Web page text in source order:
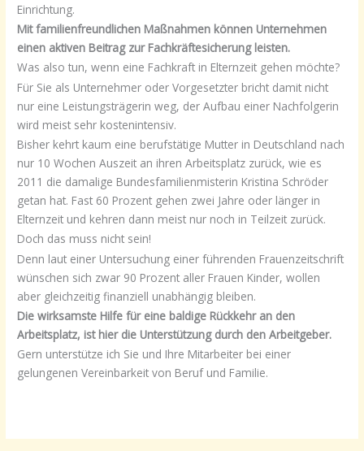
Einrichtung.
Mit familienfreundlichen Maßnahmen können Unternehmen
einen aktiven Beitrag zur Fachkräftesicherung leisten.
Was also tun, wenn eine Fachkraft in Elternzeit gehen möchte?
Für Sie als Unternehmer oder Vorgesetzter bricht damit nicht
nur eine Leistungsträgerin weg, der Aufbau einer Nachfolgerin
wird meist sehr kostenintensiv.
Bisher kehrt kaum eine berufstätige Mutter in Deutschland nach
nur 10 Wochen Auszeit an ihren Arbeitsplatz zurück, wie es
2011 die damalige Bundesfamilienmisterin Kristina Schröder
getan hat. Fast 60 Prozent gehen zwei Jahre oder länger in
Elternzeit und kehren dann meist nur noch in Teilzeit zurück.
Doch das muss nicht sein!
Denn laut einer Untersuchung einer führenden Frauenzeitschrift
wünschen sich zwar 90 Prozent aller Frauen Kinder, wollen
aber gleichzeitig finanziell unabhängig bleiben.
Die wirksamste Hilfe für eine baldige Rückkehr an den
Arbeitsplatz, ist hier die Unterstützung durch den Arbeitgeber.
Gern unterstütze ich Sie und Ihre Mitarbeiter bei einer
gelungenen Vereinbarkeit von Beruf und Familie.